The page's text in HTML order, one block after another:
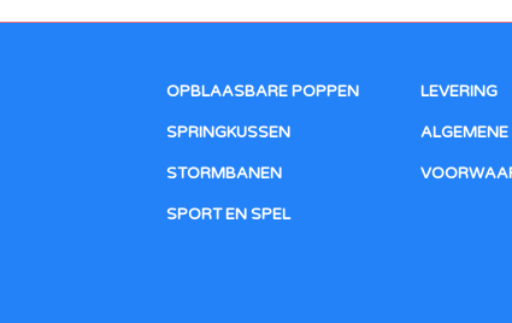
OPBLAASBARE POPPEN
SPRINGKUSSEN
STORMBANEN
SPORT EN SPEL
LEVERING
ALGEMENE